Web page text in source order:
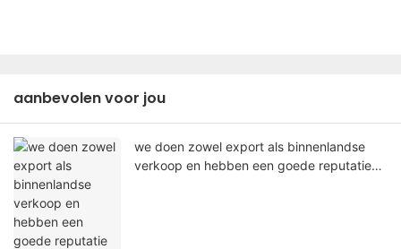
aanbevolen voor jou
we doen zowel export als binnenlandse
verkoop en hebben een goede reputatie